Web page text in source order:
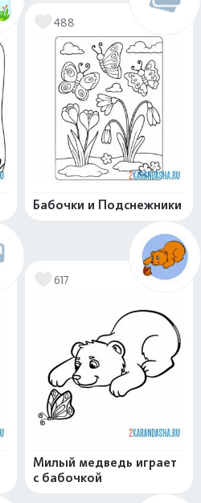
488
Бабочки и Подснежники
617
Милый медведь играет
с бабочкой